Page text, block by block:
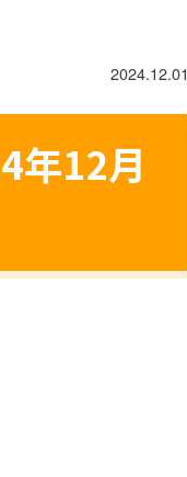
2024.12.01
年12月